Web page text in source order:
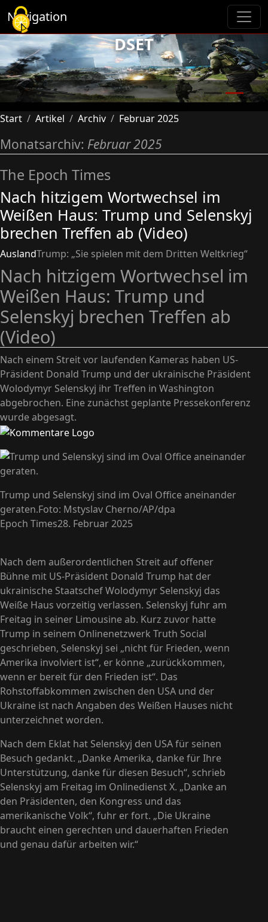
Navigation
Previous Next
DSET
Start Artikel Archiv Februar 2025
Monatsarchiv: Februar 2025
The Epoch Times
Nach hitzigem Wortwechsel im
Weißen Haus: Trump und Selenskyj
brechen Treffen ab (Video)
AuslandTrump: „Sie spielen mit dem Dritten Weltkrieg“
Nach hitzigem Wortwechsel im
Weißen Haus: Trump und
Selenskyj brechen Treffen ab
(Video)
Nach einem Streit vor laufenden Kameras haben US-
Präsident Donald Trump und der ukrainische Präsident
Wolodymyr Selenskyj ihr Treffen in Washington
abgebrochen. Eine zunächst geplante Pressekonferenz
wurde abgesagt.
Trump und Selenskyj sind im Oval Office aneinander
geraten.Foto: Mstyslav Cherno/AP/dpa
Epoch Times28. Februar 2025
Nach dem außerordentlichen Streit auf offener
Bühne mit US-Präsident Donald Trump hat der
ukrainische Staatschef Wolodymyr Selenskyj das
Weiße Haus vorzeitig verlassen. Selenskyj fuhr am
Freitag in seiner Limousine ab. Kurz zuvor hatte
Trump in seinem Onlinenetzwerk Truth Social
geschrieben, Selenskyj sei „nicht für Frieden, wenn
Amerika involviert ist“, er könne „zurückkommen,
wenn er bereit für den Frieden ist“. Das
Rohstoffabkommen zwischen den USA und der
Ukraine ist nach Angaben des Weißen Hauses nicht
unterzeichnet worden.
Nach dem Eklat hat Selenskyj den USA für seinen
Besuch gedankt. „Danke Amerika, danke für Ihre
Unterstützung, danke für diesen Besuch“, schrieb
Selenskyj am Freitag im Onlinedienst X. „Danke an
den Präsidenten, den Kongress und das
amerikanische Volk“, fuhr er fort. „Die Ukraine
braucht einen gerechten und dauerhaften Frieden
und genau dafür arbeiten wir.“
Cookie-Einstellungen